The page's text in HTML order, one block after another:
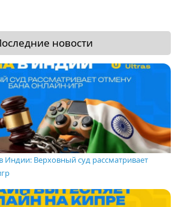
новости
Индии: Верховный суд рассматривает